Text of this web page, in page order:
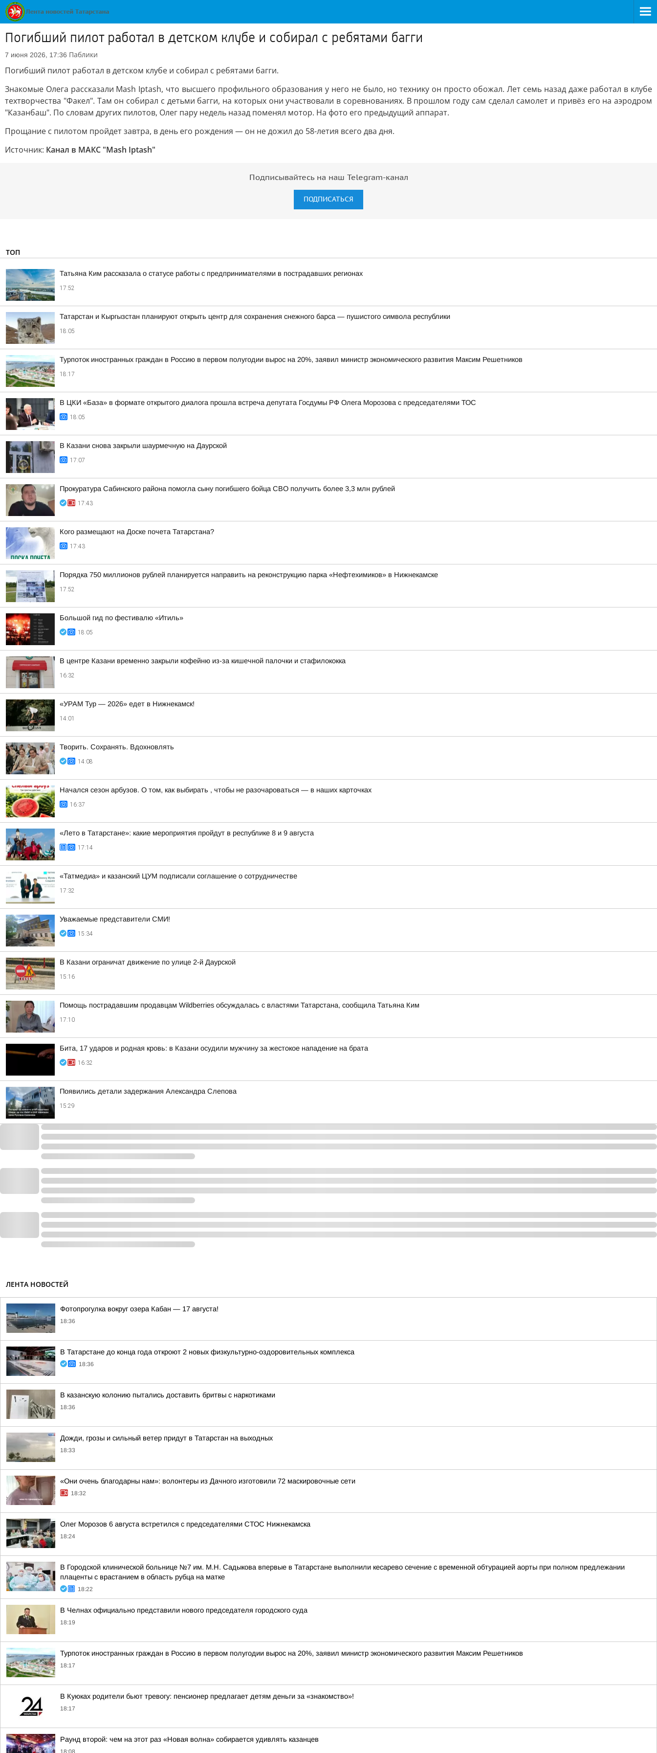
Погибший пилот работал в детском клубе и собирал с ребятами багги
7 июня 2026, 17:36 Паблики
Погибший пилот работал в детском клубе и собирал с ребятами багги.
Знакомые Олега рассказали Mash Iptash, что высшего профильного образования у него не было, но технику он просто обожал. Лет семь назад даже работал в клубе
техтворчества "Факел". Там он собирал с детьми багги, на которых они участвовали в соревнованиях. В прошлом году сам сделал самолет и привёз его на аэродром
"Казанбаш". По словам других пилотов, Олег пару недель назад поменял мотор. На фото его предыдущий аппарат.
Прощание с пилотом пройдет завтра, в день его рождения — он не дожил до 58-летия всего два дня.
Источник: Канал в МАКС "Mash Iptash"
Подписывайтесь на наш Telegram-канал
ПОДПИСАТЬСЯ
ТОП
Татьяна Ким рассказала о статусе работы с предпринимателями в пострадавших регионах
17:52
Татарстан и Кыргызстан планируют открыть центр для сохранения снежного барса — пушистого символа республики
18:05
Турпоток иностранных граждан в Россию в первом полугодии вырос на 20%, заявил министр экономического развития Максим Решетников
18:17
В ЦКИ «База» в формате открытого диалога прошла встреча депутата Госдумы РФ Олега Морозова с председателями ТОС
18:05
В Казани снова закрыли шаурмечную на Даурской
17:07
Прокуратура Сабинского района помогла сыну погибшего бойца СВО получить более 3,3 млн рублей
17:43
Кого размещают на Доске почета Татарстана?
17:43
Порядка 750 миллионов рублей планируется направить на реконструкцию парка «Нефтехимиков» в Нижнекамске
17:52
Большой гид по фестивалю «Итиль»
18:05
В центре Казани временно закрыли кофейню из-за кишечной палочки и стафилококка
16:32
«УРАМ Тур — 2026» едет в Нижнекамск!
14:01
Творить. Сохранять. Вдохновлять
14:08
Начался сезон арбузов. О том, как выбирать , чтобы не разочароваться — в наших карточках
16:37
«Лето в Татарстане»: какие мероприятия пройдут в республике 8 и 9 августа
17:14
«Татмедиа» и казанский ЦУМ подписали соглашение о сотрудничестве
17:32
Уважаемые представители СМИ!
15:34
В Казани ограничат движение по улице 2-й Даурской
15:16
Помощь пострадавшим продавцам Wildberries обсуждалась с властями Татарстана, сообщила Татьяна Ким
17:10
Бита, 17 ударов и родная кровь: в Казани осудили мужчину за жестокое нападение на брата
16:32
Появились детали задержания Александра Слепова
15:29
ЛЕНТА НОВОСТЕЙ
Фотопрогулка вокруг озера Кабан — 17 августа!
18:36
В Татарстане до конца года откроют 2 новых физкультурно-оздоровительных комплекса
18:36
В казанскую колонию пытались доставить бритвы с наркотиками
18:36
Дожди, грозы и сильный ветер придут в Татарстан на выходных
18:33
«Они очень благодарны нам»: волонтеры из Дачного изготовили 72 маскировочные сети
18:32
Олег Морозов 6 августа встретился с председателями СТОС Нижнекамска
18:24
В Городской клинической больнице №7 им. М.Н. Садыкова впервые в Татарстане выполнили кесарево сечение с временной обтурацией аорты при полном предлежании
плаценты с врастанием в область рубца на матке
18:22
В Челнах официально представили нового председателя городского суда
18:19
Турпоток иностранных граждан в Россию в первом полугодии вырос на 20%, заявил министр экономического развития Максим Решетников
18:17
В Куюках родители бьют тревогу: пенсионер предлагает детям деньги за «знакомство»!
18:17
Раунд второй: чем на этот раз «Новая волна» собирается удивлять казанцев
18:08